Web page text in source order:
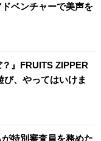
ベンチャーで美声を
？』FRUITS ZIPPER
、やってはいけま
特別審査員を務めた